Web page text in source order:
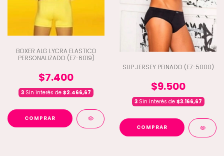
BOXER ALG LYCRA ELASTICO
PERSONALIZADO (E7-6019)
$7.400
3 Sin interés de $2.466,67
COMPRAR
SLIP JERSEY PEINADO (E7-5000)
$9.500
3Sin interés de $3.166,67
COMPRAR